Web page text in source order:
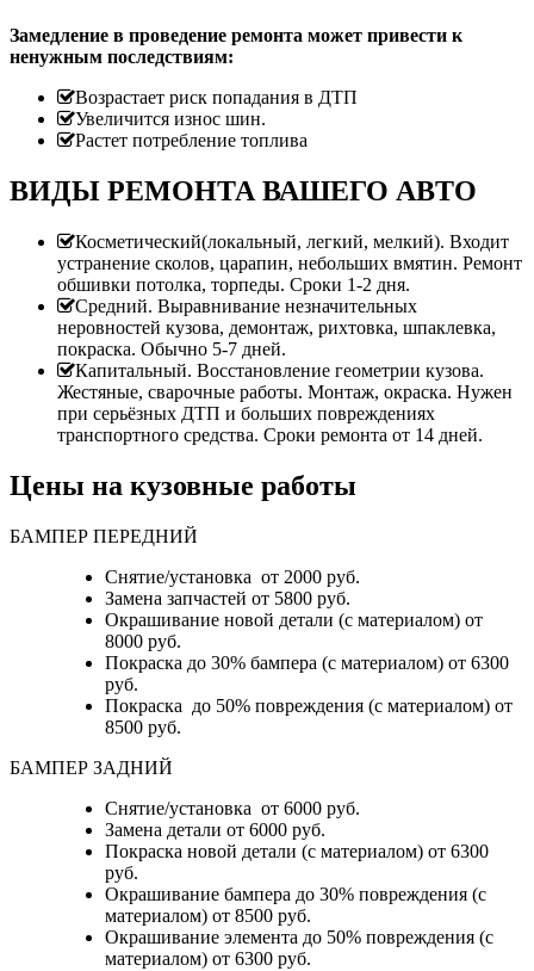
Замедление в проведение ремонта может привести к
ненужным последствиям:
Возрастает риск попадания в ДТП
Увеличится износ шин.
Растет потребление топлива
ВИДЫ РЕМОНТА ВАШЕГО АВТО
Косметический(локальный, легкий, мелкий). Входит
устранение сколов, царапин, небольших вмятин. Ремонт
обшивки потолка, торпеды. Сроки 1-2 дня.
Средний. Выравнивание незначительных
неровностей кузова, демонтаж, рихтовка, шпаклевка,
покраска. Обычно 5-7 дней.
Капитальный. Восстановление геометрии кузова.
Жестяные, сварочные работы. Монтаж, окраска. Нужен
при серьёзных ДТП и больших повреждениях
транспортного средства. Сроки ремонта от 14 дней.
Цены на кузовные работы
БАМПЕР ПЕРЕДНИЙ
Снятие/установка от 2000 руб.
Замена запчастей от 5800 руб.
Окрашивание новой детали (с материалом) от
8000 руб.
Покраска до 30% бампера (с материалом) от 6300
руб.
Покраска до 50% повреждения (с материалом) от
8500 руб.
БАМПЕР ЗАДНИЙ
Снятие/установка от 6000 руб.
Замена детали от 6000 руб.
Покраска новой детали (с материалом) от 6300
руб.
Окрашивание бампера до 30% повреждения (с
материалом) от 8500 руб.
Окрашивание элемента до 50% повреждения (с
материалом) от 6300 руб.